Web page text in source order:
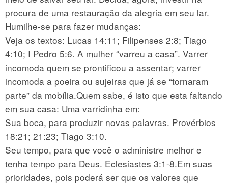
procura de uma restauração da alegria em seu lar.
Humilhe-se para fazer mudanças:
Veja os textos: Lucas 14:11; Filipenses 2:8; Tiago
4:10; I Pedro 5:6. A mulher “varreu a casa”. Varrer
incomoda quem se prontificou a assentar; varrer
incomoda a poeira ou sujeiras que já se “tornaram
parte” da mobília.Quem sabe, é isto que esta faltando
em sua casa: Uma varridinha em:
Sua boca, para produzir novas palavras. Provérbios
18:21; 21:23; Tiago 3:10.
Seu tempo, para que você o administre melhor e
tenha tempo para Deus. Eclesiastes 3:1-8.Em suas
prioridades, pois poderá ser que os valores que